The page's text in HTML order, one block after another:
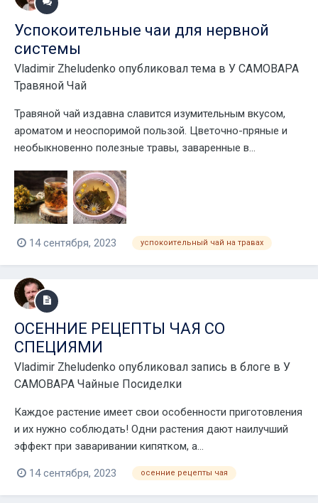
Успокоительные чаи для нервной
системы
Vladimir Zheludenko опубликовал тема в У САМОВАРА
Травяной Чай
Травяной чай издавна славится изумительным вкусом,
ароматом и неоспоримой пользой. Цветочно-пряные и
необыкновенно полезные травы, заваренные в...
14 сентября, 2023 успокоительный чай на травах
ОСЕННИЕ РЕЦЕПТЫ ЧАЯ СО
СПЕЦИЯМИ
Vladimir Zheludenko опубликовал запись в блоге в У
САМОВАРА Чайные Посиделки
Каждое растение имеет свои особенности приготовления
и их нужно соблюдать! Одни растения дают наилучший
эффект при заваривании кипятком, а...
14 сентября, 2023 осенние рецепты чая